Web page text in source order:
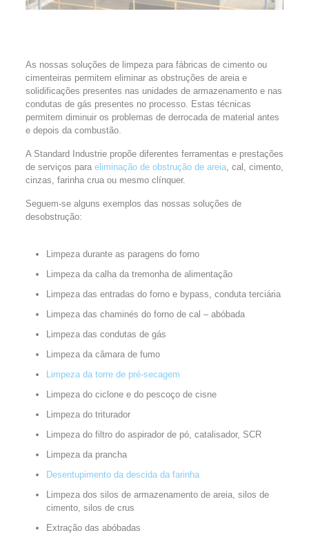
As nossas soluções de limpeza para fábricas de cimento ou
cimenteiras permitem eliminar as obstruções de areia e
solidificações presentes nas unidades de armazenamento e nas
condutas de gás presentes no processo. Estas técnicas
permitem diminuir os problemas de derrocada de material antes
e depois da combustão.
A Standard Industrie propõe diferentes ferramentas e prestações
de serviços para eliminação de obstrução de areia, cal, cimento,
cinzas, farinha crua ou mesmo clínquer.
Seguem-se alguns exemplos das nossas soluções de
desobstrução:
Limpeza durante as paragens do forno
Limpeza da calha da tremonha de alimentação
Limpeza das entradas do forno e bypass, conduta terciária
Limpeza das chaminés do forno de cal – abóbada
Limpeza das condutas de gás
Limpeza da câmara de fumo
Limpeza da torre de pré-secagem
Limpeza do ciclone e do pescoço de cisne
Limpeza do triturador
Limpeza do filtro do aspirador de pó, catalisador, SCR
Limpeza da prancha
Desentupimento da descida da farinha
Limpeza dos silos de armazenamento de areia, silos de
cimento, silos de crus
Extração das abóbadas